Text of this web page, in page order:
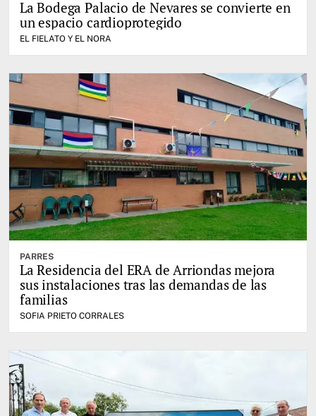
La Bodega Palacio de Nevares se convierte en
un espacio cardioprotegido
EL FIELATO Y EL NORA
PARRES
La Residencia del ERA de Arriondas mejora
sus instalaciones tras las demandas de las
familias
SOFIA PRIETO CORRALES